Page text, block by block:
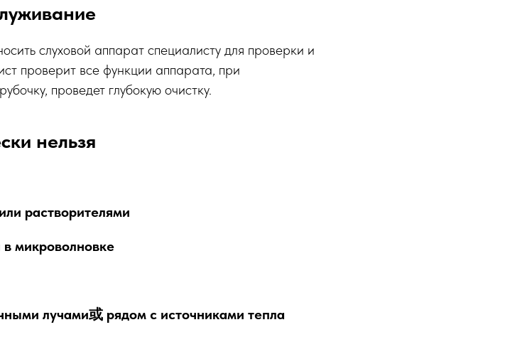
слуховой аппарат специалисту для проверки и
проверит все функции аппарата, при
проведет глубокую очистку.
нельзя
растворителями
микроволновке
лучами或 рядом с источниками тепла